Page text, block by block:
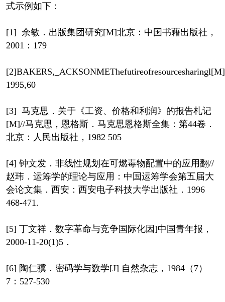
式示例如下：
[1] 余敏．出版集团研究[M]北京：中国书藉出版社，
2001：179
1995,60
[3] 马克思．关于《工资、价格和利润》的报告札记
[M]//马克思，恩格斯．马克思恩格斯全集：第44卷．
北京：人民出版社，1982 505
[4] 钟文发．非线性规划在可燃毒物配置中的应用翻//
赵玮．运筹学的理论与应用：中国运筹学会第五届大
会论文集．西安：西安电子科技大学出版社．1996
468-471.
[5] 丁文祥．数字革命与竞争国际化因]中国青年报，
2000-11-20(1)5．
[6] 陶仁骥．密码学与数学[J] 自然杂志，1984（7）
7：527-530